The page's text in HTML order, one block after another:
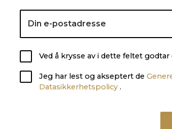
Ved å krysse av i dette feltet
Jeg har lest og akseptert de
Datasikkerhetspolicy .